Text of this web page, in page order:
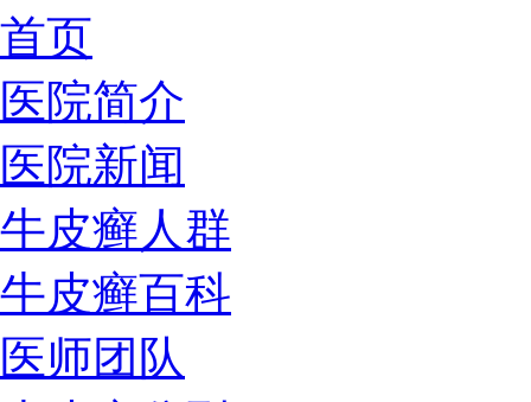
首页
医院简介
医院新闻
牛皮癣人群
牛皮癣百科
医师团队